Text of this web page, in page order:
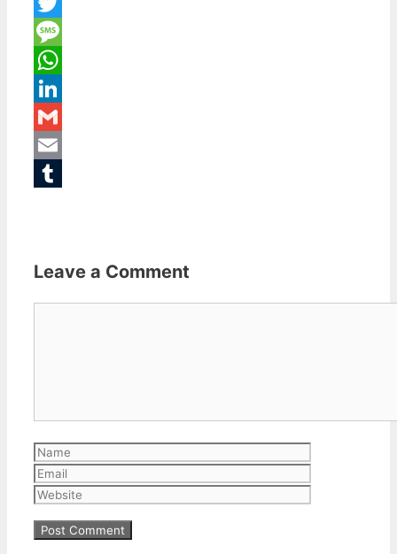
Twitter
Message
WhatsApp
LinkedIn
Gmail
Email
Leave a Comment
Name